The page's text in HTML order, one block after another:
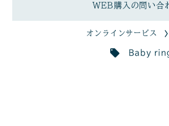
WEB購入の問い合
オンラインサービス
Baby